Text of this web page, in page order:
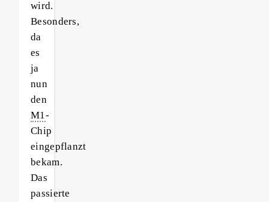
wird.
Besonders,
da
es
ja
nun
den
M1-
Chip
eingepflanzt
bekam.
Das
passierte